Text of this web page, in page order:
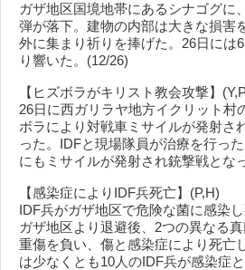
ガザ地区国境地帯にあるシナゴグに
弾が落下。建物の内部は大きな損害
外に集まり祈りを捧げた。26日には
り響いた。(12/26)
【ヒズボラがキリスト教会攻撃】
26日に西ガリラヤ地方イクリット村
ボラにより対戦車ミサイルが発射さ
った。IDFと現場隊員が治療を行っ
にもミサイルが発射され銃撃戦とな
【感染症によりIDF兵死亡】(P,H)
IDF兵がガザ地区で危険な菌に感染
ガザ地区より退避後、2つの異なる
重傷を負い、傷と感染症により死亡
は少なくとも10人のIDF兵が感染症